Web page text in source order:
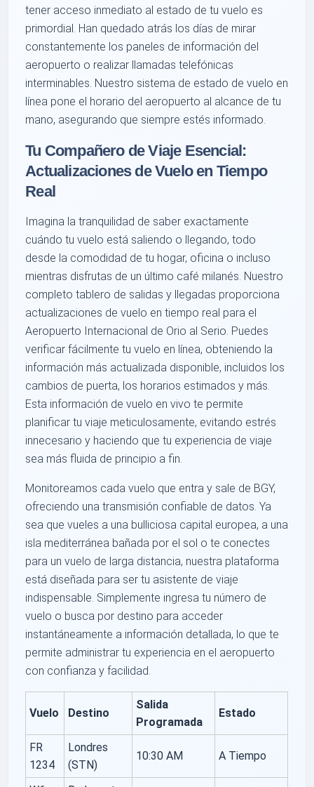
tener acceso inmediato al estado de tu vuelo es
primordial. Han quedado atrás los días de mirar
constantemente los paneles de información del
aeropuerto o realizar llamadas telefónicas
interminables. Nuestro sistema de estado de vuelo en
línea pone el horario del aeropuerto al alcance de tu
mano, asegurando que siempre estés informado.
Tu Compañero de Viaje Esencial:
Actualizaciones de Vuelo en Tiempo
Real
Imagina la tranquilidad de saber exactamente
cuándo tu vuelo está saliendo o llegando, todo
desde la comodidad de tu hogar, oficina o incluso
mientras disfrutas de un último café milanés. Nuestro
completo tablero de salidas y llegadas proporciona
actualizaciones de vuelo en tiempo real para el
Aeropuerto Internacional de Orio al Serio. Puedes
verificar fácilmente tu vuelo en línea, obteniendo la
información más actualizada disponible, incluidos los
cambios de puerta, los horarios estimados y más.
Esta información de vuelo en vivo te permite
planificar tu viaje meticulosamente, evitando estrés
innecesario y haciendo que tu experiencia de viaje
sea más fluida de principio a fin.
Monitoreamos cada vuelo que entra y sale de BGY,
ofreciendo una transmisión confiable de datos. Ya
sea que vueles a una bulliciosa capital europea, a una
isla mediterránea bañada por el sol o te conectes
para un vuelo de larga distancia, nuestra plataforma
está diseñada para ser tu asistente de viaje
indispensable. Simplemente ingresa tu número de
vuelo o busca por destino para acceder
instantáneamente a información detallada, lo que te
permite administrar tu experiencia en el aeropuerto
con confianza y facilidad.
Vuelo Destino
Salida
Programada
Estado
FR
1234
Londres
(STN)
10:30 AM A Tiempo